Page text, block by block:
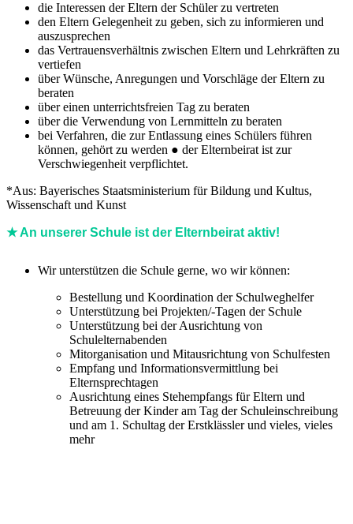
die Interessen der Eltern der Schüler zu vertreten
den Eltern Gelegenheit zu geben, sich zu informieren und
auszusprechen
das Vertrauensverhältnis zwischen Eltern und Lehrkräften zu
vertiefen
über Wünsche, Anregungen und Vorschläge der Eltern zu
beraten
über einen unterrichtsfreien Tag zu beraten
über die Verwendung von Lernmitteln zu beraten
bei Verfahren, die zur Entlassung eines Schülers führen
können, gehört zu werden ● der Elternbeirat ist zur
Verschwiegenheit verpflichtet.
*Aus: Bayerisches Staatsministerium für Bildung und Kultus,
Wissenschaft und Kunst
★ An unserer Schule ist der Elternbeirat aktiv!
Wir unterstützen die Schule gerne, wo wir können:
Bestellung und Koordination der Schulweghelfer
Unterstützung bei Projekten/-Tagen der Schule
Unterstützung bei der Ausrichtung von
Schulelternabenden
Mitorganisation und Mitausrichtung von Schulfesten
Empfang und Informationsvermittlung bei
Elternsprechtagen
Ausrichtung eines Stehempfangs für Eltern und
Betreuung der Kinder am Tag der Schuleinschreibung
und am 1. Schultag der Erstklässler und vieles, vieles
mehr